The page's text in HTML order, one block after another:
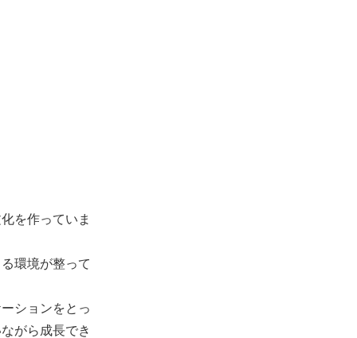
を作っていま
環境が整って
ションをとっ
がら成長でき